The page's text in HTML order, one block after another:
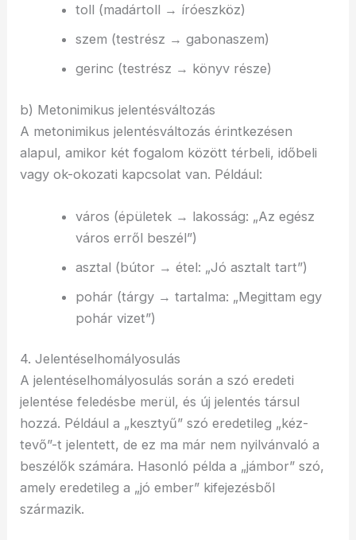
toll (madártoll → íróeszköz)
szem (testrész → gabonaszem)
gerinc (testrész → könyv része)
b) Metonimikus jelentésváltozás
A metonimikus jelentésváltozás érintkezésen
alapul, amikor két fogalom között térbeli, időbeli
vagy ok-okozati kapcsolat van. Például:
város (épületek → lakosság: „Az egész
város erről beszél”)
asztal (bútor → étel: „Jó asztalt tart”)
pohár (tárgy → tartalma: „Megittam egy
pohár vizet”)
4. Jelentéselhomályosulás
A jelentéselhomályosulás során a szó eredeti
jelentése feledésbe merül, és új jelentés társul
hozzá. Például a „kesztyű” szó eredetileg „kéz-
tevő”-t jelentett, de ez ma már nem nyilvánvaló a
beszélők számára. Hasonló példa a „jámbor” szó,
amely eredetileg a „jó ember” kifejezésből
származik.